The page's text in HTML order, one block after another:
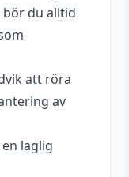
du alltid
att röra
av
laglig